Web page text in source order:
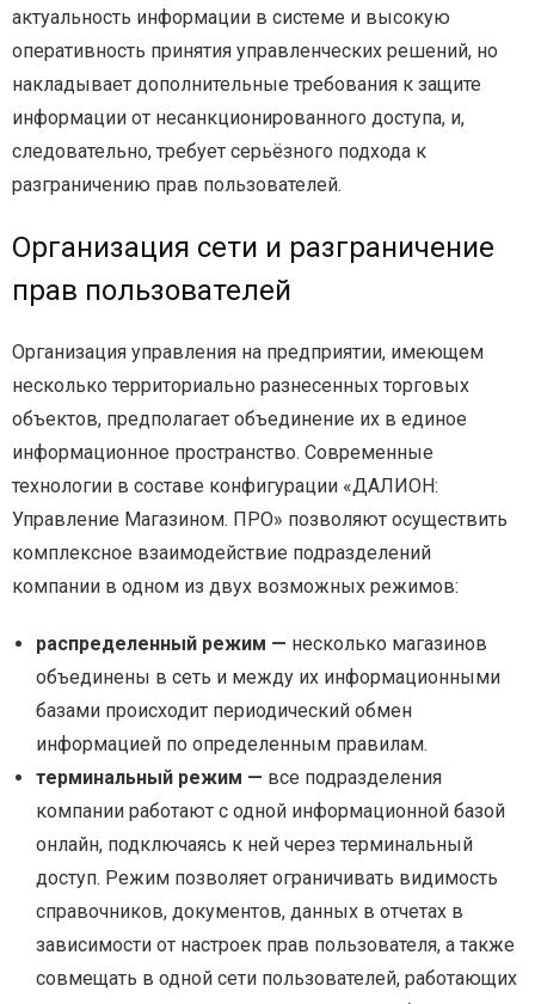
актуальность информации в системе и высокую
оперативность принятия управленческих решений, но
накладывает дополнительные требования к защите
информации от несанкционированного доступа, и,
следовательно, требует серьёзного подхода к
разграничению прав пользователей.
Организация сети и разграничение
прав пользователей
Организация управления на предприятии, имеющем
несколько территориально разнесенных торговых
объектов, предполагает объединение их в единое
информационное пространство. Современные
технологии в составе конфигурации «ДАЛИОН:
Управление Магазином. ПРО» позволяют осуществить
комплексное взаимодействие подразделений
компании в одном из двух возможных режимов:
распределенный режим — несколько магазинов
объединены в сеть и между их информационными
базами происходит периодический обмен
информацией по определенным правилам.
терминальный режим — все подразделения
компании работают с одной информационной базой
онлайн, подключаясь к ней через терминальный
доступ. Режим позволяет ограничивать видимость
справочников, документов, данных в отчетах в
зависимости от настроек прав пользователя, а также
совмещать в одной сети пользователей, работающих